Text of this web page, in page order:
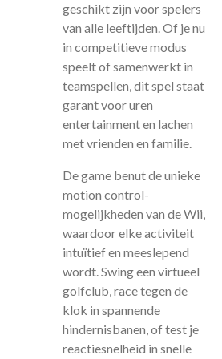
geschikt zijn voor spelers
van alle leeftijden. Of je nu
in competitieve modus
speelt of samenwerkt in
teamspellen, dit spel staat
garant voor uren
entertainment en lachen
met vrienden en familie.
De game benut de unieke
motion control-
mogelijkheden van de Wii,
waardoor elke activiteit
intuïtief en meeslepend
wordt. Swing een virtueel
golfclub, race tegen de
klok in spannende
hindernisbanen, of test je
reactiesnelheid in snelle